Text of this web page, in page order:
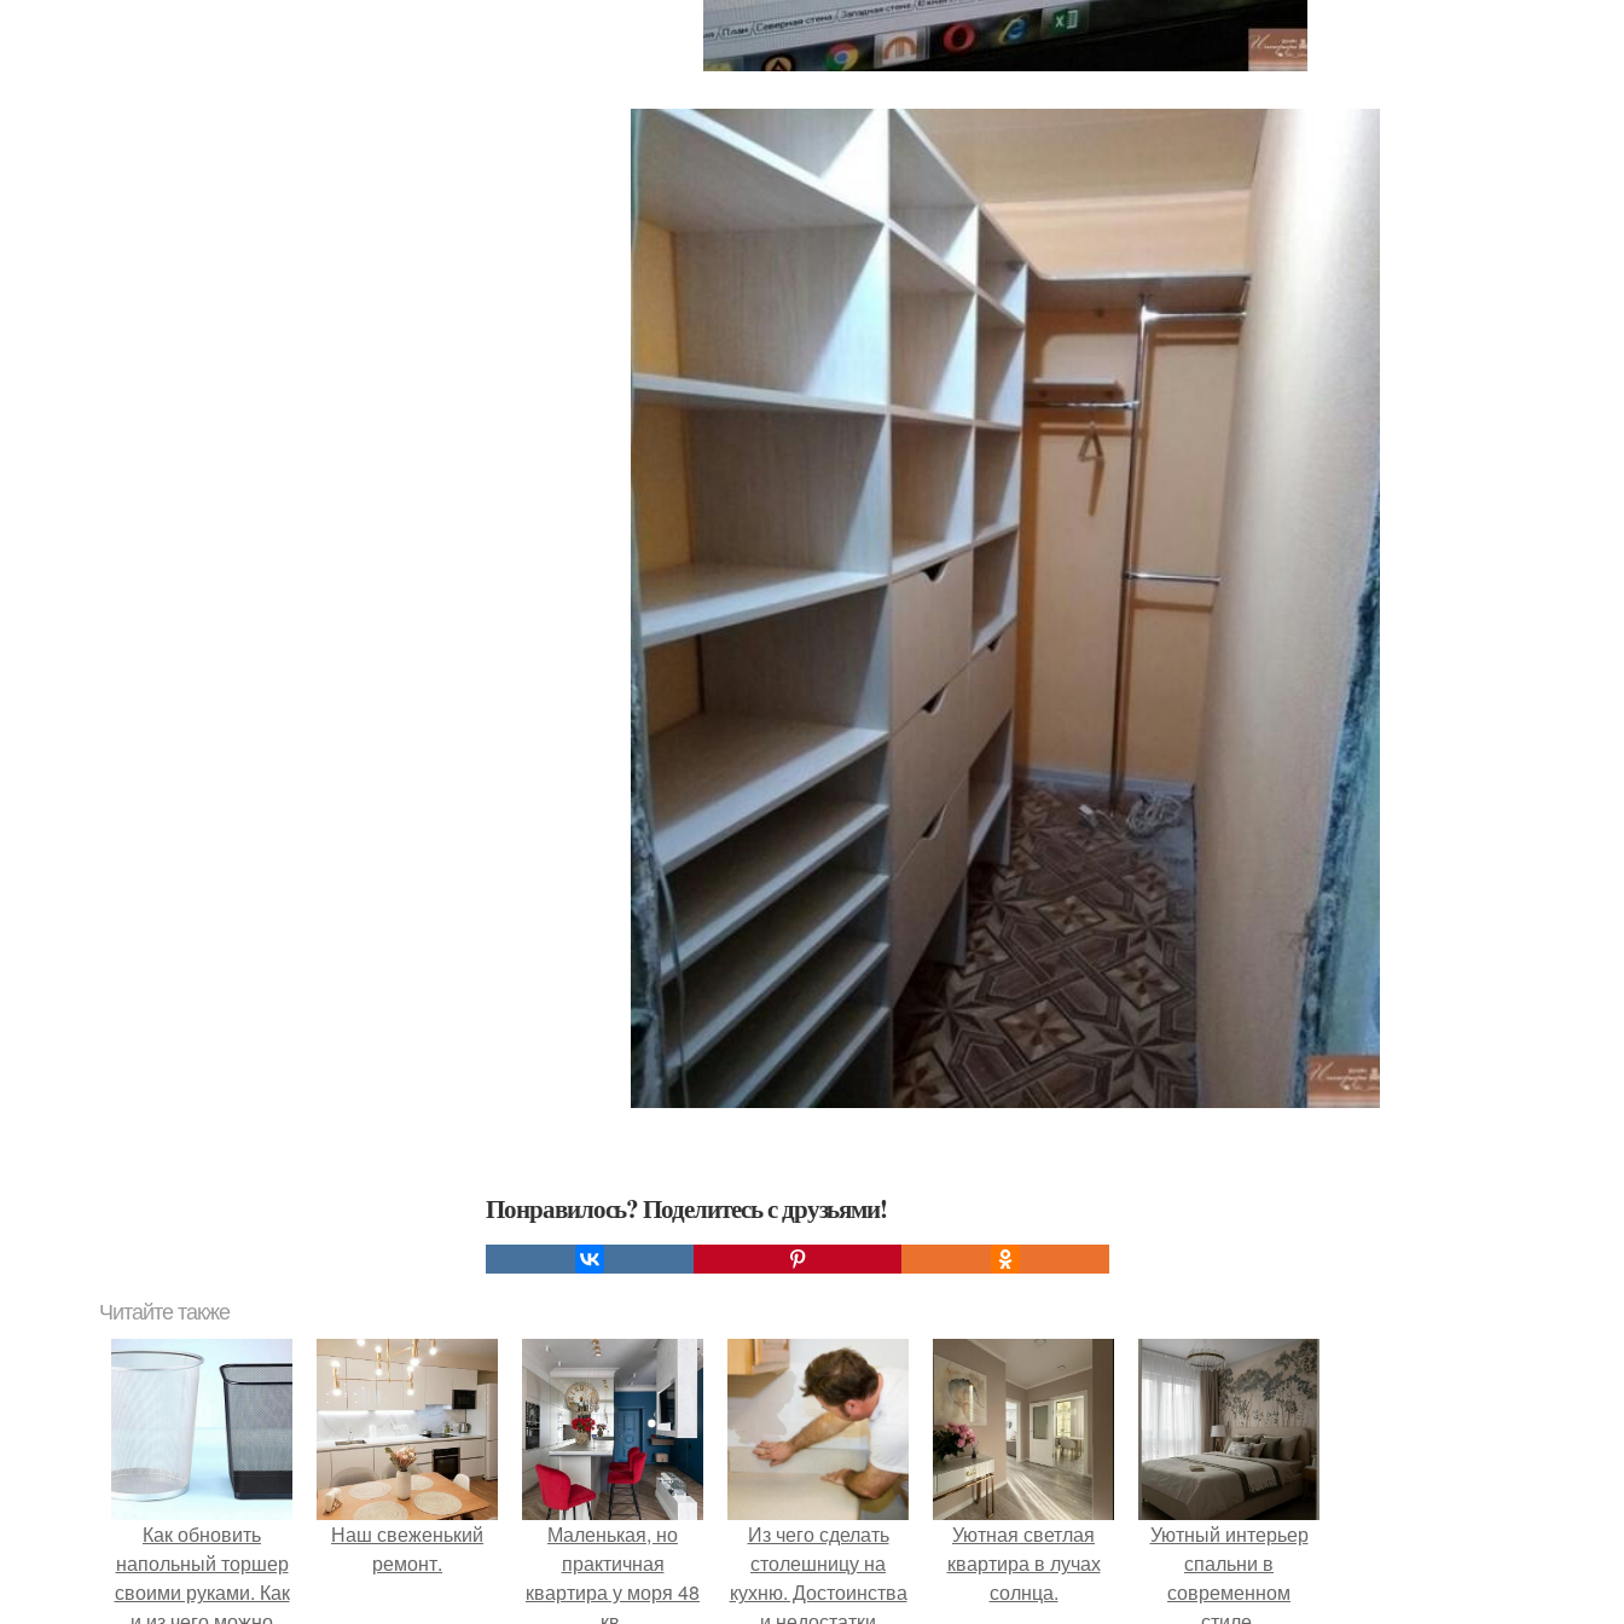
Понравилось? Поделитесь с друзьями!
Читайте также
Как обновить
напольный торшер
своими руками. Как
Наш свеженький
ремонт.
Маленькая, но
практичная
квартира у моря 48
Из чего сделать
столешницу на
кухню. Достоинства
Уютная светлая
квартира в лучах
солнца.
Уютный интерьер
спальни в
современном